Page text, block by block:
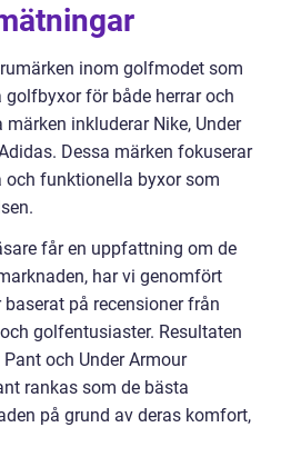
inom golfmodet som
för både herrar och
inkluderar Nike, Under
Dessa märken fokuserar
och funktionella byxor som
får en uppfattning om de
har vi genomfört
på recensioner från
golfentusiaster. Resultaten
och Under Armour
rankas som de bästa
på grund av deras komfort,